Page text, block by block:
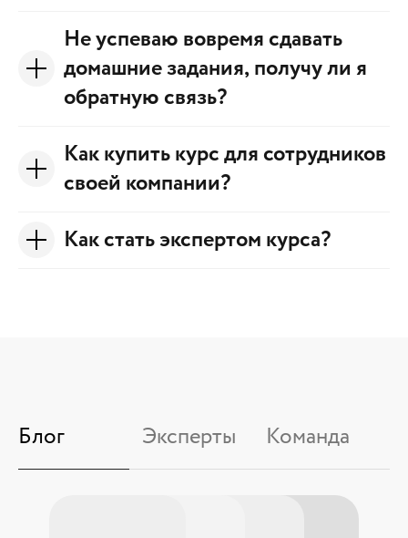
Не успеваю вовремя сдавать
домашние задания, получу ли я
обратную связь?
Как купить курс для сотрудников
своей компании?
Как стать экспертом курса?
Блог Эксперты Команда